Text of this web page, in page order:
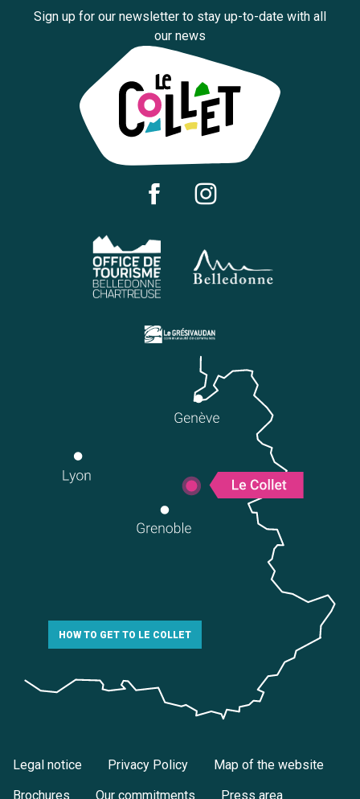
Sign up for our newsletter to stay up-to-date with all
our news
HOW TO GET TO LE COLLET
Legal notice Privacy Policy Map of the website
Brochures Our commitments Press area